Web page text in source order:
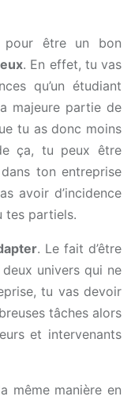
pour être un bon
. En effet, tu vas
qu’un étudiant
majeure partie de
tu as donc moins
ça, tu peux être
ton entreprise
avoir d’incidence
tes partiels.
. Le fait d’être
univers qui ne
tu vas devoir
tâches alors
et intervenants
même manière en